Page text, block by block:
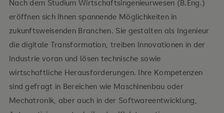
Ein besonderer Schwerpunkt liegt auf dem Bereich
Nach dem Studium Wirtschaftsingenieurwesen (B.Eng.)
eröffnen sich Ihnen spannende Möglichkeiten in
zukunftsweisenden Branchen. Sie gestalten als Ingenieur
die digitale Transformation, treiben Innovationen in der
Industrie voran und lösen technische sowie
wirtschaftliche Herausforderungen. Ihre Kompetenzen
sind gefragt in Bereichen wie Maschinenbau oder
Mechatronik, aber auch in der Softwareentwicklung,